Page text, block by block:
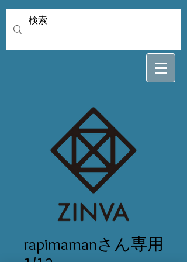
rapimamanさん専用